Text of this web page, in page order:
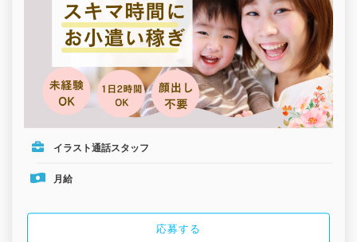
イラスト通話スタッフ
月給
応募する